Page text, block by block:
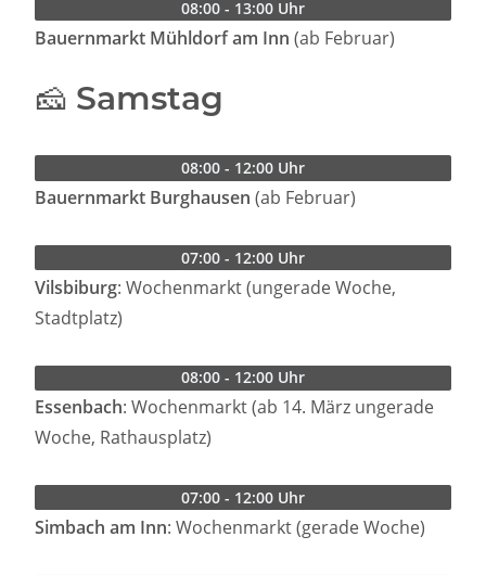
08:00 - 13:00 Uhr
Bauernmarkt Mühldorf am Inn (ab Februar)
🧀 Samstag
08:00 - 12:00 Uhr
Bauernmarkt Burghausen (ab Februar)
07:00 - 12:00 Uhr
Vilsbiburg: Wochenmarkt (ungerade Woche,
Stadtplatz)
08:00 - 12:00 Uhr
Essenbach: Wochenmarkt (ab 14. März ungerade
Woche, Rathausplatz)
07:00 - 12:00 Uhr
Simbach am Inn: Wochenmarkt (gerade Woche)